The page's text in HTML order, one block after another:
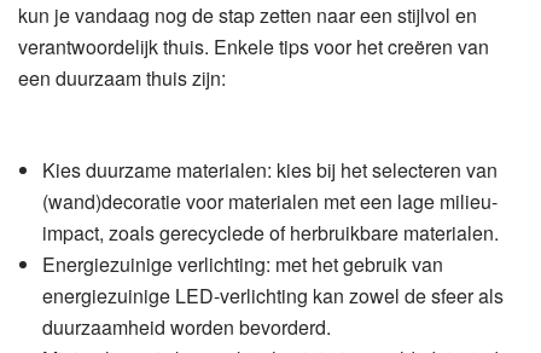
kun je vandaag nog de stap zetten naar een stijlvol en
verantwoordelijk thuis. Enkele tips voor het creëren van
een duurzaam thuis zijn:
Kies duurzame materialen: kies bij het selecteren van
(wand)decoratie voor materialen met een lage milieu-
impact, zoals gerecyclede of herbruikbare materialen.
Energiezuinige verlichting: met het gebruik van
energiezuinige LED-verlichting kan zowel de sfeer als
duurzaamheid worden bevorderd.